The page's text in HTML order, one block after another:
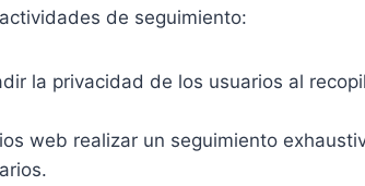
de seguimiento:
la privacidad de los usuarios al
web realizar un seguimiento